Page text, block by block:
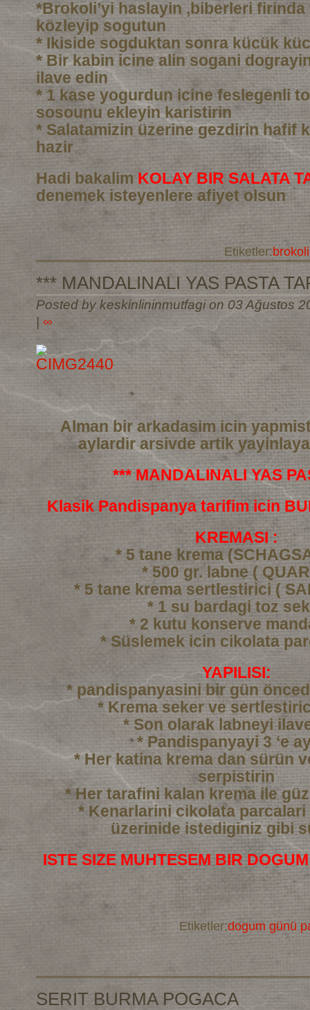
*Brokoli’yi haslayin ,biberleri firinda
közleyip sogutun
* Ikiside sogduktan sonra kücük
* Bir kabin icine alin sogani
ilave edin
* 1 kase yogurdun icine feslegenli
sosounu ekleyin karistirin
* Salatamizin üzerine gezdirin hafif
hazir
Hadi bakalim KOLAY BIR SALATA
denemek isteyenlere afiyet olsun
Etiketler:brokoli
*** MANDALINALI YAS PASTA
Posted by keskinlininmutfagi on 03 Ağustos
∞
Alman bir arkadasim icin
aylardir arsivde artik
*** MANDALINALI YAS
Klasik Pandispanya tarifim icin
KREMASI :
* 5 tane krema
* 500 gr. labne (
* 5 tane krema sertlestirici (
* 1 su bardagi toz
* 2 kutu konserve
* Süslemek icin cikolata
YAPILISI:
* pandispanyasini bir gün
* Krema seker ve
* Son olarak labneyi
* Pandispanyayi 3 ‘e
* Her katina krema dan sürün
serpistirin
* Her tarafini kalan krema ile
* Kenarlarini cikolata
üzerinide istediginiz gibi
ISTE SIZE MUHTESEM BIR
Etiketler:dogum günü
SERIT BURMA POGACA